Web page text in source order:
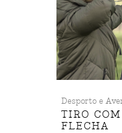
Desporto e
TIRO
FLECHA